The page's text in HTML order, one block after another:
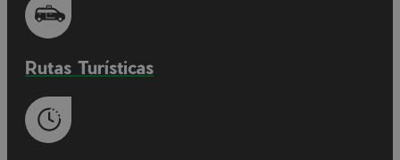
Rutas Turísticas